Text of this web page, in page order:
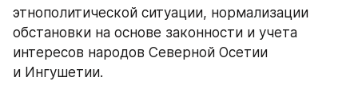
этнополитической ситуации, нормализации
обстановки на основе законности и учета
интересов народов Северной Осетии
и Ингушетии.